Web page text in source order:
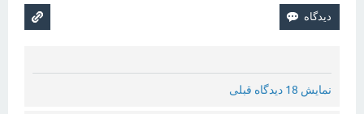
نمایش 18 دیدگاه قبلی